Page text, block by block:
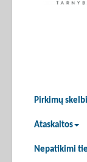
Pirkimų
Ataskaitos
Nepatikimi